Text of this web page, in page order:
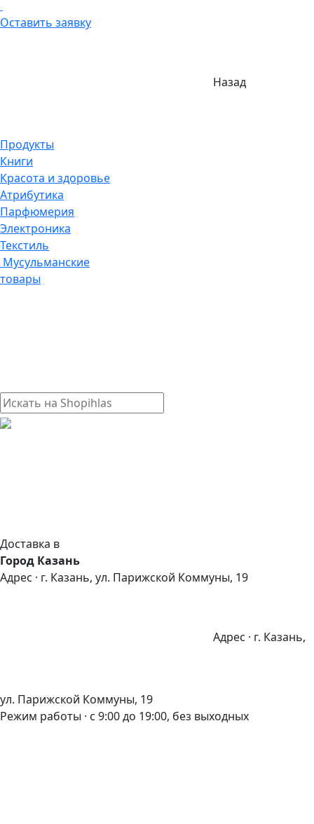
Оставить заявку
Назад
Продукты
Книги
Красота и здоровье
Атрибутика
Парфюмерия
Электроника
Текстиль
Мусульманские
товары
Доставка в
Город Казань
Адрес · г. Казань, ул. Парижской Коммуны, 19
Адрес · г. Казань,
ул. Парижской Коммуны, 19
Режим работы · с 9:00 до 19:00, без выходных